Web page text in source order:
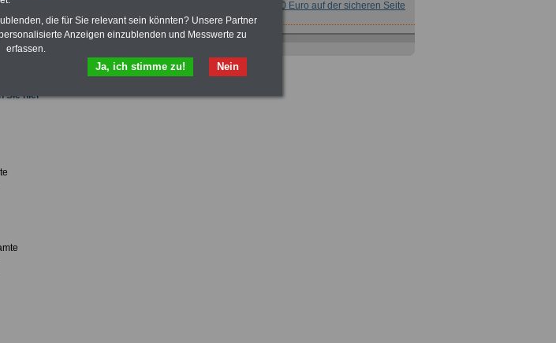
lesen und ausdrucken:
sowie Nebentätigkeitsrecht,
im öffentlichen Dienst bzw. Frauen im
Sie hier
für nur 7,50 Euro auf der sicheren Seite
die für Sie relevant sein könnten? Unsere Partner
Anzeigen einzublenden und Messwerte zu
erfassen.
Nein
Ja, ich stimme zu!